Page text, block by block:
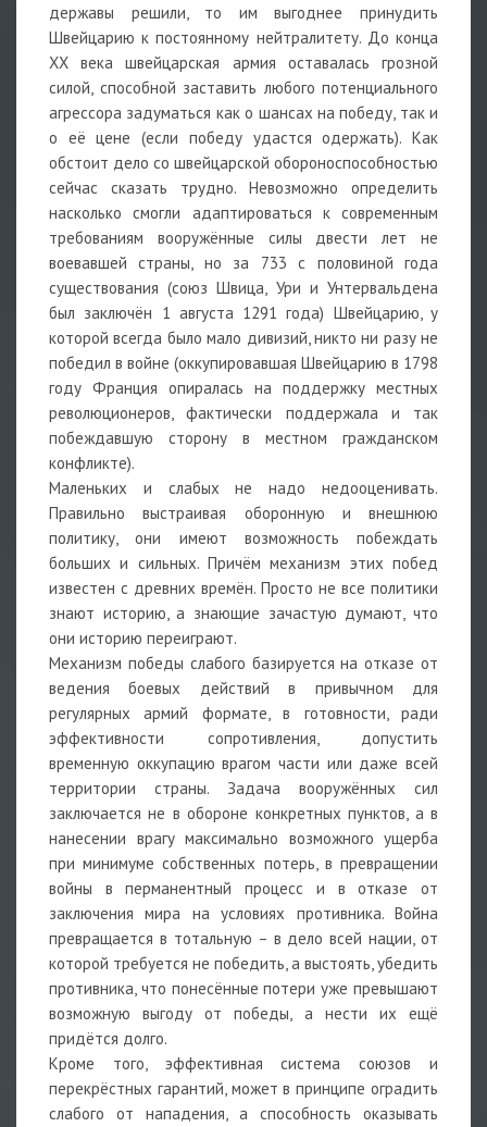
державы решили, то им выгоднее принудить
Швейцарию к постоянному нейтралитету. До конца
ХХ века швейцарская армия оставалась грозной
силой, способной заставить любого потенциального
агрессора задуматься как о шансах на победу, так и
о её цене (если победу удастся одержать). Как
обстоит дело со швейцарской обороноспособностью
сейчас сказать трудно. Невозможно определить
насколько смогли адаптироваться к современным
требованиям вооружённые силы двести лет не
воевавшей страны, но за 733 с половиной года
существования (союз Швица, Ури и Унтервальдена
был заключён 1 августа 1291 года) Швейцарию, у
которой всегда было мало дивизий, никто ни разу не
победил в войне (оккупировавшая Швейцарию в 1798
году Франция опиралась на поддержку местных
революционеров, фактически поддержала и так
побеждавшую сторону в местном гражданском
конфликте).
Маленьких и слабых не надо недооценивать.
Правильно выстраивая оборонную и внешнюю
политику, они имеют возможность побеждать
больших и сильных. Причём механизм этих побед
известен с древних времён. Просто не все политики
знают историю, а знающие зачастую думают, что
они историю переиграют.
Механизм победы слабого базируется на отказе от
ведения боевых действий в привычном для
регулярных армий формате, в готовности, ради
эффективности сопротивления, допустить
временную оккупацию врагом части или даже всей
территории страны. Задача вооружённых сил
заключается не в обороне конкретных пунктов, а в
нанесении врагу максимально возможного ущерба
при минимуме собственных потерь, в превращении
войны в перманентный процесс и в отказе от
заключения мира на условиях противника. Война
превращается в тотальную – в дело всей нации, от
которой требуется не победить, а выстоять, убедить
противника, что понесённые потери уже превышают
возможную выгоду от победы, а нести их ещё
придётся долго.
Кроме того, эффективная система союзов и
перекрёстных гарантий, может в принципе оградить
слабого от нападения, а способность оказывать